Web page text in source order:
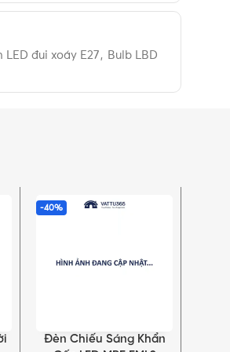
LED đui xoáy E27, Bulb LBD
-40%
THÊM VÀO GIỎ HÀNG
Đèn Chiếu Sáng Khẩn